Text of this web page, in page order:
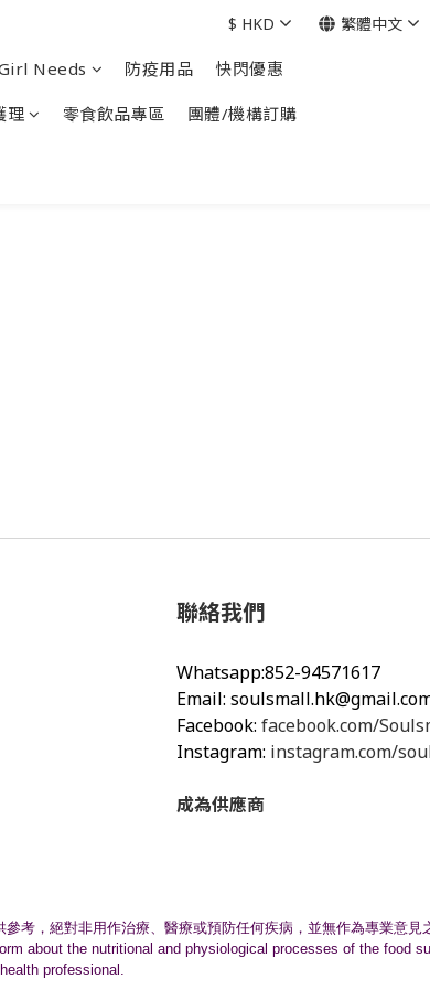
Needs 防疫用品 快閃優惠
理 零食飲品專區 團體/機構訂購
$ HKD 繁體中文
聯絡我們
Whatsapp:852-94571617
Email:
Facebook: facebook.com/
Instagram: instagram.com/
成為供應商
考，絕對非用作治療、 醫療或預防任何疾病，並無作為專業意見
about the nutritional and physiological processes of the food
professional.